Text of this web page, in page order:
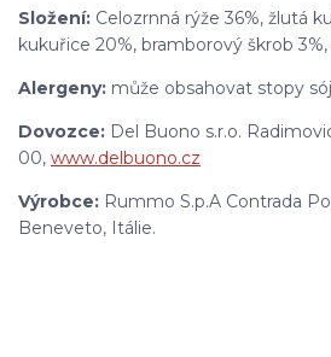
Složení: Celozrnná rýže 36%, žlutá
kukuřice 20%, bramborový škrob
Alergeny: může obsahovat stopy
Dovozce: Del Buono s.r.o.
00, www.delbuono.cz
Výrobce: Rummo S.p.A Contrada
Beneveto, Itálie.